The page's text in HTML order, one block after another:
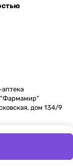
"Фармамир"
дом 134/9